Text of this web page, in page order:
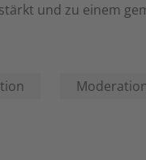
und zu einem